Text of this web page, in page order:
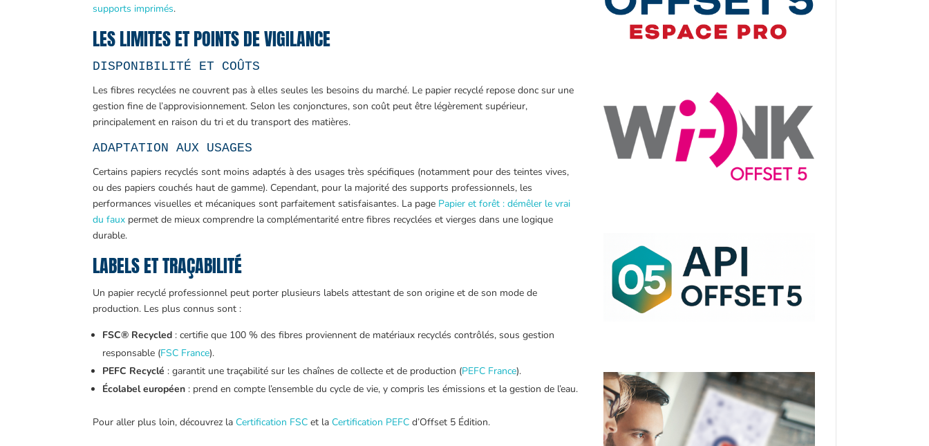
supports imprimés.
LES LIMITES ET POINTS DE VIGILANCE
DISPONIBILITÉ ET COÛTS
Les fibres recyclées ne couvrent pas à elles seules les besoins du marché. Le papier recyclé repose donc sur une
gestion fine de l’approvisionnement. Selon les conjonctures, son coût peut être légèrement supérieur,
principalement en raison du tri et du transport des matières.
ADAPTATION AUX USAGES
Certains papiers recyclés sont moins adaptés à des usages très spécifiques (notamment pour des teintes vives,
ou des papiers couchés haut de gamme). Cependant, pour la majorité des supports professionnels, les
performances visuelles et mécaniques sont parfaitement satisfaisantes. La page Papier et forêt : démêler le vrai
du faux permet de mieux comprendre la complémentarité entre fibres recyclées et vierges dans une logique
durable.
LABELS ET TRAÇABILITÉ
Un papier recyclé professionnel peut porter plusieurs labels attestant de son origine et de son mode de
production. Les plus connus sont :
FSC® Recycled : certifie que 100 % des fibres proviennent de matériaux recyclés contrôlés, sous gestion
responsable (FSC France).
PEFC Recyclé : garantit une traçabilité sur les chaînes de collecte et de production (PEFC France).
Écolabel européen : prend en compte l’ensemble du cycle de vie, y compris les émissions et la gestion de l’eau.
Pour aller plus loin, découvrez laCertification FSC et laCertification PEFC d’Offset 5 Édition.